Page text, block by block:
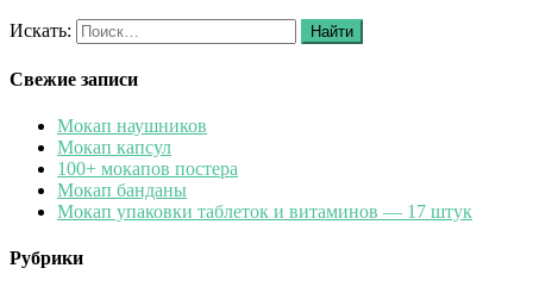
Искать: Найти
Свежие записи
Мокап наушников
Мокап капсул
100+ мокапов постера
Мокап банданы
Мокап упаковки таблеток и витаминов — 17 штук
Рубрики